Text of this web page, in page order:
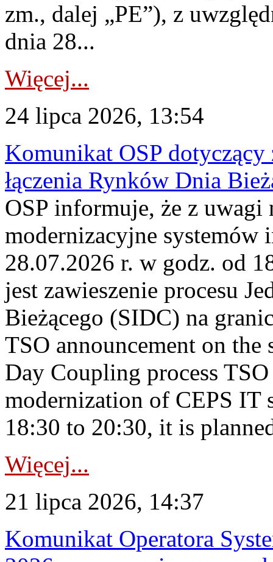
zm., dalej „PE”), z
dnia 28...
Więcej...
24 lipca 2026, 13:54
Komunikat OSP dotyczący
łączenia Rynków Dnia
OSP informuje, że z uwagi
modernizacyjne
28.07.2026 r. w godz. od
jest zawieszenie procesu
Bieżącego (SIDC) na
TSO announcement on
Day Coupling process
modernization of CEPS IT
18:30 to 20:30, it is
Więcej...
21 lipca 2026, 14:37
Komunikat Operatora